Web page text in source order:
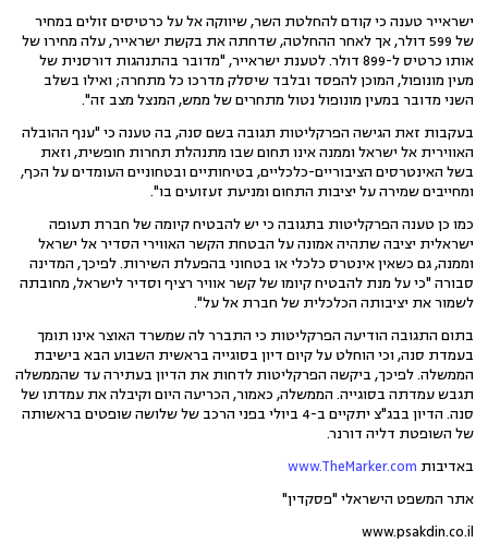
ישראייר טענה כי קודם להחלטת השר, שיווקה אל על כרטיסים זולים במחיר
של 599 דולר, אך לאחר ההחלטה, שדחתה את בקשת ישראייר, עלה מחירו של
אותו כרטיס ל-899 דולר. לטענת ישראייר, "מדובר בהתנהגות דורסנית של
מעין מונופול, המוכן להפסד ובלבד שיסלק מדרכו כל מתחרה; ואילו בשלב
השני מדובר במעין מונופול נטול מתחרים של ממש, המנצל מצב זה".
בעקבות זאת הגישה הפרקליטות תגובה בשם סנה, בה טענה כי "ענף ההובלה
האווירית אל ישראל וממנה אינו תחום שבו מתנהלת תחרות חופשית, וזאת
בשל האינטרסים הציבוריים-כלכליים, בטיחותיים ובטחוניים העומדים על הכף,
ומחייבים שמירה על יציבות התחום ומניעת זעזועים בו".
כמו כן טענה הפרקליטות בתגובה כי יש להבטיח קיומה של חברת תעופה
ישראלית יציבה שתהיה אמונה על הבטחת הקשר האווירי הסדיר אל ישראל
וממנה, גם כשאין אינטרס כלכלי או בטחוני בהפעלת השירות. לפיכך, המדינה
סבורה "כי על מנת להבטיח קיומו של קשר אוויר רציף וסדיר לישראל, מחובתה
לשמור את יציבותה הכלכלית של חברת אל על".
בתום התגובה הודיעה הפרקליטות כי התברר לה שמשרד האוצר אינו תומך
בעמדת סנה, וכי הוחלט על קיום דיון בסוגייה בראשית השבוע הבא בישיבת
הממשלה. לפיכך, ביקשה הפרקליטות לדחות את הדיון בעתירה עד שהממשלה
תגבש עמדתה בסוגייה. הממשלה, כאמור, הכריעה היום וקיבלה את עמדתו של
סנה. הדיון בבג"צ יתקיים ב-4 ביולי בפני הרכב של שלושה שופטים בראשותה
של השופטת דליה דורנר.
באדיבות www.TheMarker.com
אתר המשפט הישראלי "פסקדין"
www.psakdin.co.il